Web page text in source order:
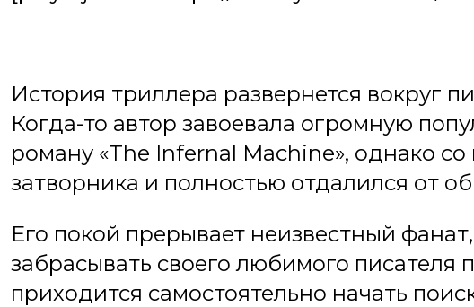
История триллера развернется вокруг
Когда-то автор завоевала огромную
роману «The Infernal Machine», однако
затворника и полностью отдалился от
Его покой прерывает неизвестный
забрасывать своего любимого писателя
приходится самостоятельно начать